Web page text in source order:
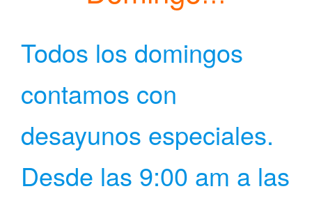
Todos los domingos
contamos con
desayunos especiales.
Desde las 9:00 am a las